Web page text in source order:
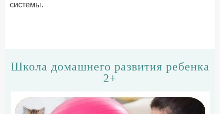
системы.
Школа домашнего развития ребенка
2+